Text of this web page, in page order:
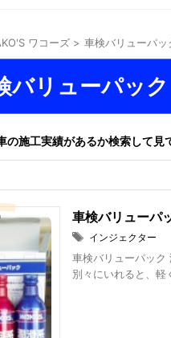
ワコーズ > 車検バリューパッ
バリューパック
の施工実績があるか検索して見
車検バリューパ
インジェクター
車検バリューパック
別々にいれると、